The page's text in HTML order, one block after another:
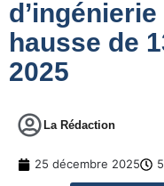
hausse de
2025
La Rédaction
25 décembre 2025